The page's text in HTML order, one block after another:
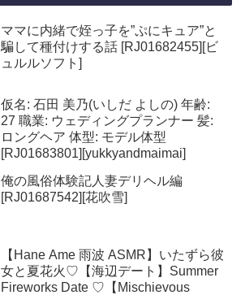
ママに内緒で姪っ子を”ぷにキュア”と
騙して種付けする話 [RJ01682455][ビ
ュルルソフト]
仮名: 石田 美乃(いしだ よしの) 年齢:
27 職業: ウェディングプランナー 髪:
ロングヘア 体型: モデル体型
[RJ01683801][yukkyandmaimai]
俺の風俗体験記人妻デリヘル編
[RJ01687542][花吹雪]
【Hane Ame 雨波 ASMR】いたずら彼
女と夏花火♡【海辺デート】Summer
Fireworks Date ♡【Mischievous